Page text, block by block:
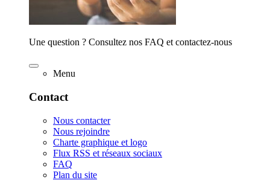
Une question ? Consultez nos FAQ et contactez-nous
Menu
Contact
Nous contacter
Nous rejoindre
Charte graphique et logo
Flux RSS et réseaux sociaux
FAQ
Plan du site